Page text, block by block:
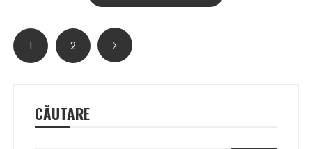
Paginație
articole
1 2
CĂUTARE